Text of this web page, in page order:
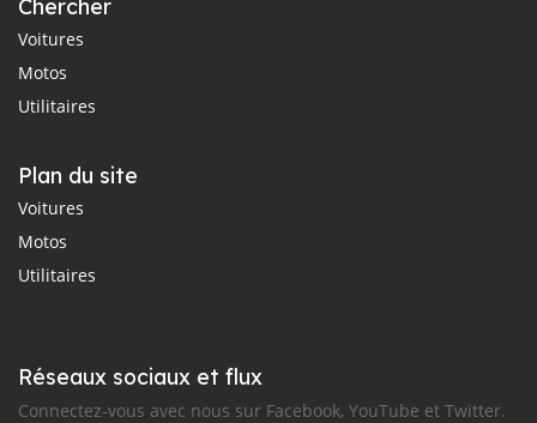
Chercher
Voitures
Motos
Utilitaires
Plan du site
Voitures
Motos
Utilitaires
Réseaux sociaux et flux
Connectez-vous avec nous sur Facebook, YouTube et Twitter.